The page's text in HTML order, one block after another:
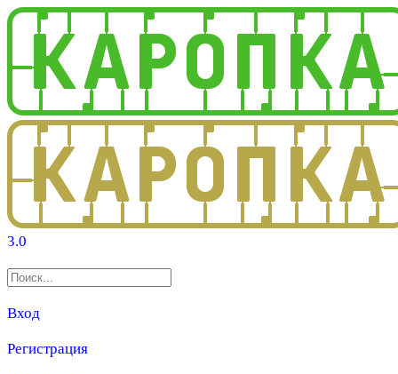
3.0
Вход
Регистрация